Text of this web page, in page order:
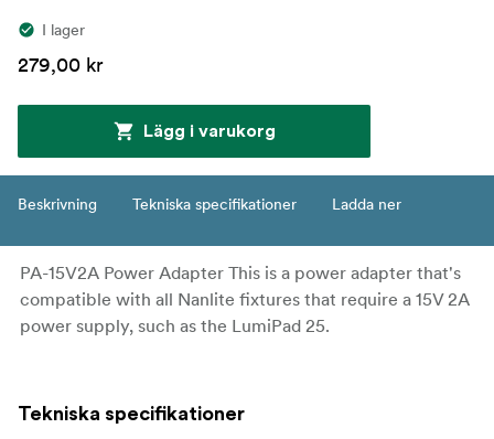
I lager
279,00 kr
Lägg i varukorg
Beskrivning Tekniska specifikationer Ladda ner
PA-15V2A Power Adapter This is a power adapter that's
compatible with all Nanlite fixtures that require a 15V 2A
power supply, such as the LumiPad 25.
Tekniska specifikationer